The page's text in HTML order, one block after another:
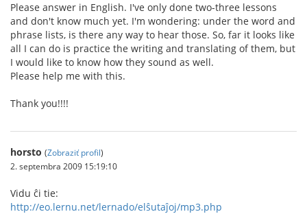
Please answer in English. I've only done two-three lessons
and don't know much yet. I'm wondering: under the word and
phrase lists, is there any way to hear those. So, far it looks like
all I can do is practice the writing and translating of them, but
I would like to know how they sound as well.
Please help me with this.
Thank you!!!!
horsto (Zobraziť profil)
2. septembra 2009 15:19:10
Vidu ĉi tie:
http://eo.lernu.net/lernado/elŝutaĵoj/mp3.php